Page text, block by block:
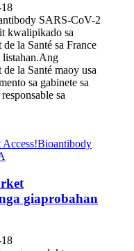
SARS-CoV-2
kwalipikado sa
la Santé sa France
listahan.Ang
la Santé maoy usa
sa gabinete sa
sa
giaprobahan